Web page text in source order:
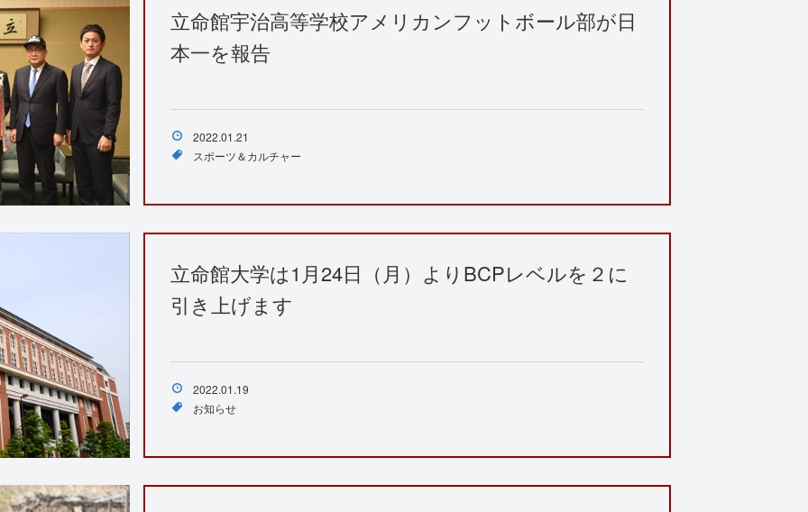
立命館宇治高等学校アメリカンフットボール部が日
本一を報告
2022.01.21
スポーツ＆カルチャー
立命館大学は1月24日（月）よりBCPレベルを２に
引き上げます
2022.01.19
お知らせ